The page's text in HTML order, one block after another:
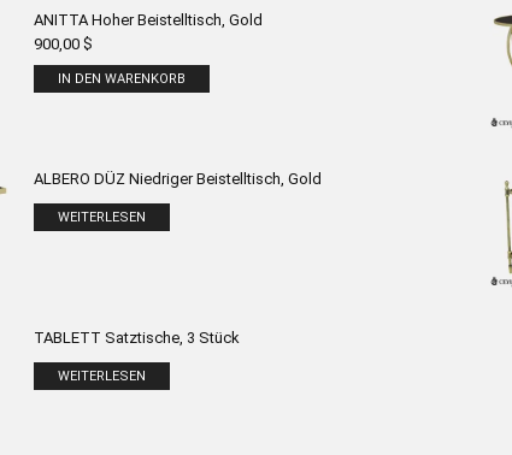
ANITTA Hoher Beistelltisch, Gold
900,00 $
IN DEN WARENKORB
ALBERO DÜZ Niedriger Beistelltisch, Gold
WEITERLESEN
TABLETT Satztische, 3 Stück
WEITERLESEN